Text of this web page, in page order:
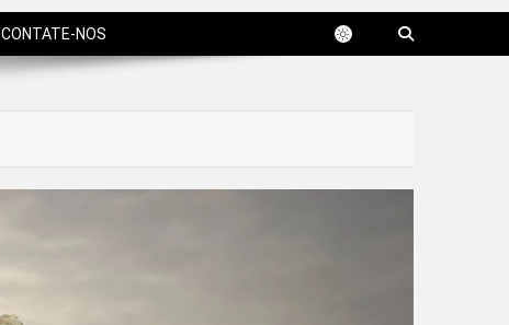
CONTATE-NOS